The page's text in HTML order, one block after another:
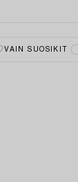
VAIN SUOSIKIT